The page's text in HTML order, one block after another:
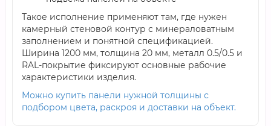
Такое исполнение применяют там, где нужен
камерный стеновой контур с минераловатным
заполнением и понятной спецификацией.
Ширина 1200 мм, толщина 20 мм, металл 0.5/0.5 и
RAL-покрытие фиксируют основные рабочие
характеристики изделия.
Можно купить панели нужной толщины с
подбором цвета, раскроя и доставки на объект.